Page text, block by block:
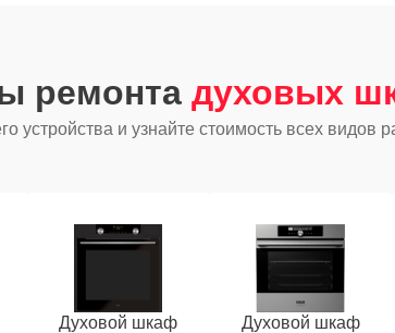
ремонта духовых
устройства и узнайте стоимость всех видов
Духовой шкаф
Духовой шкаф